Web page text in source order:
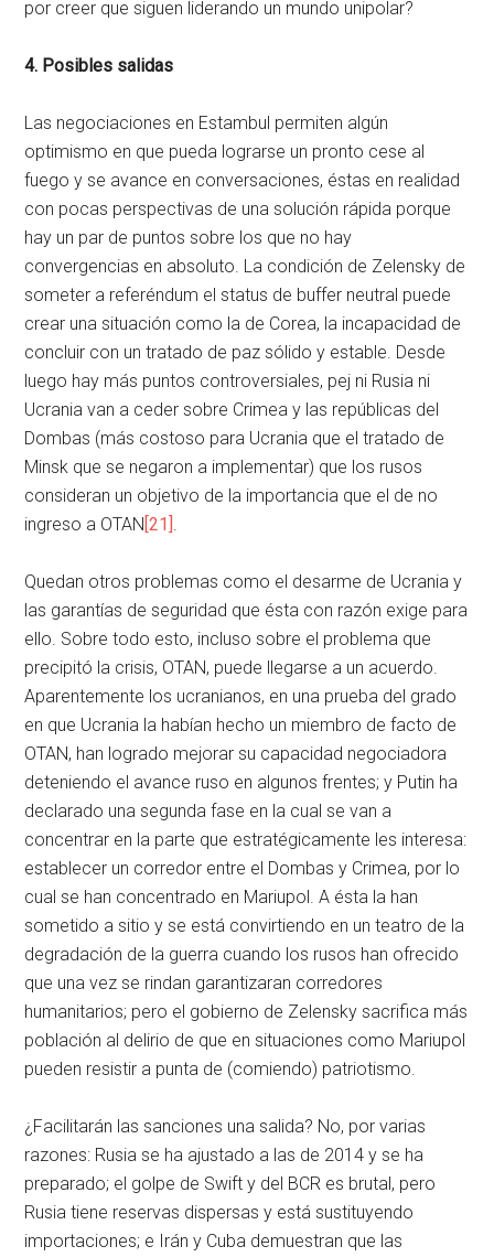
por creer que siguen liderando un mundo unipolar?
4. Posibles salidas
Las negociaciones en Estambul permiten algún
optimismo en que pueda lograrse un pronto cese al
fuego y se avance en conversaciones, éstas en realidad
con pocas perspectivas de una solución rápida porque
hay un par de puntos sobre los que no hay
convergencias en absoluto. La condición de Zelensky de
someter a referéndum el status de buffer neutral puede
crear una situación como la de Corea, la incapacidad de
concluir con un tratado de paz sólido y estable. Desde
luego hay más puntos controversiales, pej ni Rusia ni
Ucrania van a ceder sobre Crimea y las repúblicas del
Dombas (más costoso para Ucrania que el tratado de
Minsk que se negaron a implementar) que los rusos
consideran un objetivo de la importancia que el de no
ingreso a OTAN[21]
Quedan otros problemas como el desarme de Ucrania y
las garantías de seguridad que ésta con razón exige para
ello. Sobre todo esto, incluso sobre el problema que
precipitó la crisis, OTAN, puede llegarse a un acuerdo.
Aparentemente los ucranianos, en una prueba del grado
en que Ucrania la habían hecho un miembro de facto de
OTAN, han logrado mejorar su capacidad negociadora
deteniendo el avance ruso en algunos frentes; y Putin ha
declarado una segunda fase en la cual se van a
concentrar en la parte que estratégicamente les interesa:
establecer un corredor entre el Dombas y Crimea, por lo
cual se han concentrado en Mariupol. A ésta la han
sometido a sitio y se está convirtiendo en un teatro de la
degradación de la guerra cuando los rusos han ofrecido
que una vez se rindan garantizaran corredores
humanitarios; pero el gobierno de Zelensky sacrifica más
población al delirio de que en situaciones como Mariupol
pueden resistir a punta de (comiendo) patriotismo.
¿Facilitarán las sanciones una salida? No, por varias
razones: Rusia se ha ajustado a las de 2014 y se ha
preparado; el golpe de Swift y del BCR es brutal, pero
Rusia tiene reservas dispersas y está sustituyendo
importaciones; e Irán y Cuba demuestran que las